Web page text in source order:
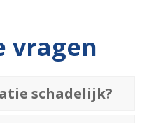
vragen
schadelijk?